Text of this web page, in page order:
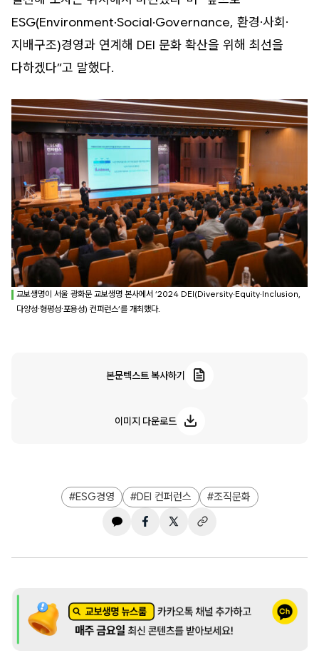
ESG(Environment·Social·Governance, 환경·사회·
지배구조)경영과 연계해 DEI 문화 확산을 위해 최선을
다하겠다”고 말했다.
교보생명이 서울 광화문 교보생명 본사에서 ‘2024 DEI(Diversity·Equity·Inclusion,
다양성·형평성·포용성) 컨퍼런스’를 개최했다.
본문텍스트 복사하기
이미지 다운로드
ESG경영 DEI 컨퍼런스 조직문화